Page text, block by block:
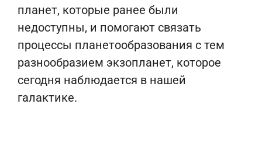
планет, которые ранее были
недоступны, и помогают связать
процессы планетообразования с тем
разнообразием экзопланет, которое
сегодня наблюдается в нашей
галактике.